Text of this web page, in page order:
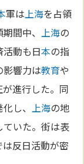
軍は上海を占領
期間中、上海の
活動も日本の指
影響力は教育や
が進行した。同
化し、上海の地
いた。街は表
反日活動が密